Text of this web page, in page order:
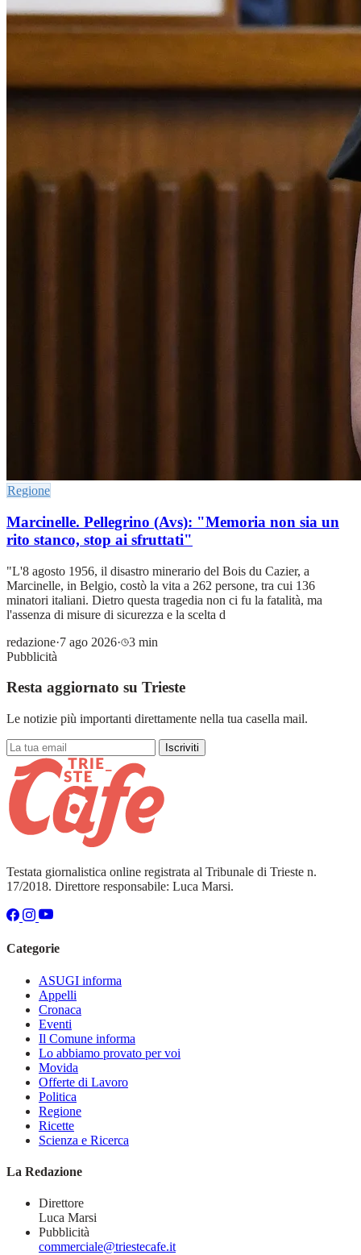
Regione
Marcinelle. Pellegrino (Avs): "Memoria non sia un
rito stanco, stop ai sfruttati"
"L'8 agosto 1956, il disastro minerario del Bois du Cazier, a
Marcinelle, in Belgio, costò la vita a 262 persone, tra cui 136
minatori italiani. Dietro questa tragedia non ci fu la fatalità, ma
l'assenza di misure di sicurezza e la scelta d
redazione·7 ago 2026·
3 min
Pubblicità
Resta aggiornato su Trieste
Le notizie più importanti direttamente nella tua casella mail.
Iscriviti
Testata giornalistica online registrata al Tribunale di Trieste n.
17/2018. Direttore responsabile: Luca Marsi.
Categorie
ASUGI informa
Appelli
Cronaca
Eventi
Il Comune informa
Lo abbiamo provato per voi
Movida
Offerte di Lavoro
Politica
Regione
Ricette
Scienza e Ricerca
La Redazione
Direttore
Luca Marsi
Pubblicità
commerciale@triestecafe.it